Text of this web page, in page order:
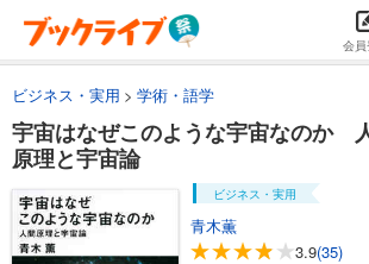
会
ビジネス・実用 学術・語学
宇宙はなぜこのような宇宙なのか
原理と宇宙論
ビジネス・実用
青木薫
3.9(35)